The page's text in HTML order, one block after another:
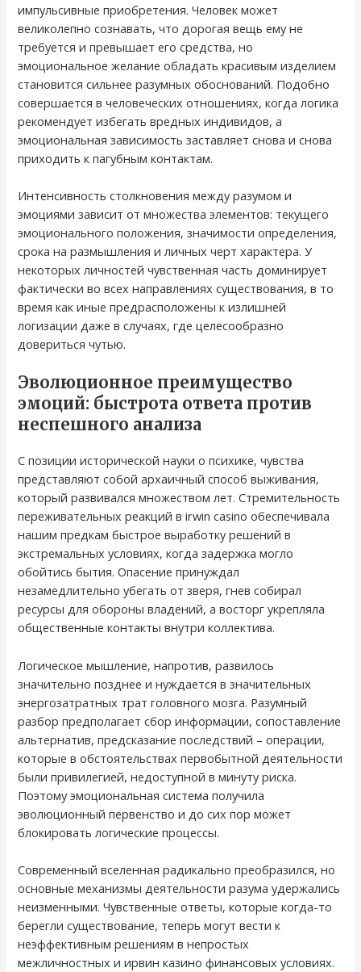
импульсивные приобретения. Человек может
великолепно сознавать, что дорогая вещь ему не
требуется и превышает его средства, но
эмоциональное желание обладать красивым изделием
становится сильнее разумных обоснований. Подобно
совершается в человеческих отношениях, когда логика
рекомендует избегать вредных индивидов, а
эмоциональная зависимость заставляет снова и снова
приходить к пагубным контактам.
Интенсивность столкновения между разумом и
эмоциями зависит от множества элементов: текущего
эмоционального положения, значимости определения,
срока на размышления и личных черт характера. У
некоторых личностей чувственная часть доминирует
фактически во всех направлениях существования, в то
время как иные предрасположены к излишней
логизации даже в случаях, где целесообразно
довериться чутью.
Эволюционное преимущество
эмоций: быстрота ответа против
неспешного анализа
С позиции исторической науки о психике, чувства
представляют собой архаичный способ выживания,
который развивался множеством лет. Стремительность
переживательных реакций в irwin casino обеспечивала
нашим предкам быстрое выработку решений в
экстремальных условиях, когда задержка могло
обойтись бытия. Опасение принуждал
незамедлительно убегать от зверя, гнев собирал
ресурсы для обороны владений, а восторг укрепляла
общественные контакты внутри коллектива.
Логическое мышление, напротив, развилось
значительно позднее и нуждается в значительных
энергозатратных трат головного мозга. Разумный
разбор предполагает сбор информации, сопоставление
альтернатив, предсказание последствий – операции,
которые в обстоятельствах первобытной деятельности
были привилегией, недоступной в минуту риска.
Поэтому эмоциональная система получила
эволюционный первенство и до сих пор может
блокировать логические процессы.
Современный вселенная радикально преобразился, но
основные механизмы деятельности разума удержались
неизменными. Чувственные ответы, которые когда-то
берегли существование, теперь могут вести к
неэффективным решениям в непростых
межличностных и ирвин казино финансовых условиях.